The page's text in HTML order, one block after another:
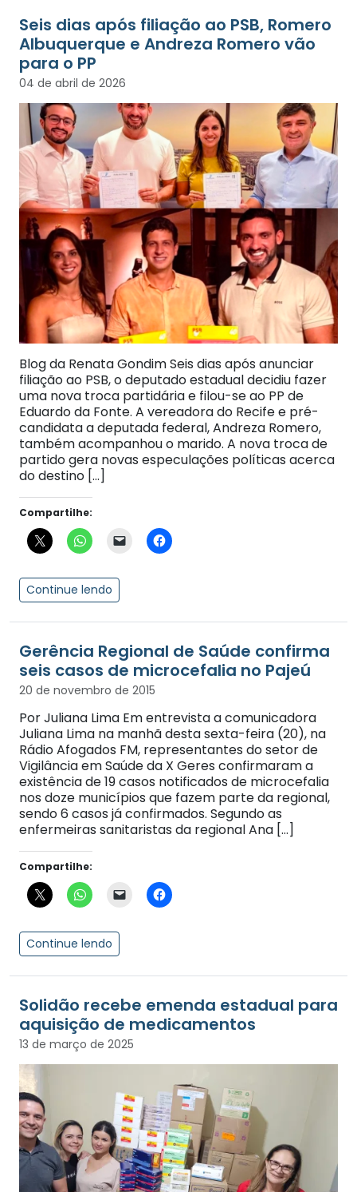
Seis dias após filiação ao PSB, Romero
Albuquerque e Andreza Romero vão
para o PP
04 de abril de 2026
Blog da Renata Gondim Seis dias após anunciar
filiação ao PSB, o deputado estadual decidiu fazer
uma nova troca partidária e filou-se ao PP de
Eduardo da Fonte. A vereadora do Recife e pré-
candidata a deputada federal, Andreza Romero,
também acompanhou o marido. A nova troca de
partido gera novas especulações políticas acerca
do destino […]
Compartilhe:
Continue lendo
Gerência Regional de Saúde confirma
seis casos de microcefalia no Pajeú
20 de novembro de 2015
Por Juliana Lima Em entrevista a comunicadora
Juliana Lima na manhã desta sexta-feira (20), na
Rádio Afogados FM, representantes do setor de
Vigilância em Saúde da X Geres confirmaram a
existência de 19 casos notificados de microcefalia
nos doze municípios que fazem parte da regional,
sendo 6 casos já confirmados. Segundo as
enfermeiras sanitaristas da regional Ana […]
Compartilhe:
Continue lendo
Solidão recebe emenda estadual para
aquisição de medicamentos
13 de março de 2025